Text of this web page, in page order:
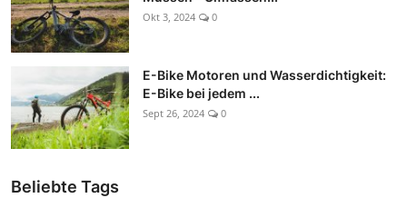
Okt 3, 2024 0
E-Bike Motoren und Wasserdichtigkeit:
E-Bike bei jedem ...
Sept 26, 2024 0
Beliebte Tags